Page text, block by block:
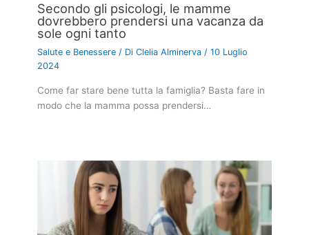
Secondo gli psicologi, le mamme
dovrebbero prendersi una vacanza da
sole ogni tanto
Salute e Benessere / DiClelia Alminerva/10 Luglio
2024
Come far stare bene tutta la famiglia? Basta fare in
modo che la mamma possa prendersi…